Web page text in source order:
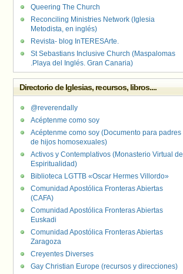
Queering The Church
Reconciling Ministries Network (Iglesia
Metodista, en inglés)
Revista- blog InTERESArte.
St Sebastians Inclusive Church (Maspalomas
.Playa del Inglés. Gran Canaria)
Directorio de Iglesias, recursos, libros....
@reverendally
Acéptenme como soy
Acéptenme como soy (Documento para padres
de hijos homosexuales)
Activos y Contemplativos (Monasterio Virtual de
Espiritualidad)
Biblioteca LGTTB «Oscar Hermes Villordo»
Comunidad Apostólica Fronteras Abiertas
(CAFA)
Comunidad Apostólica Fronteras Abiertas
Euskadi
Comunidad Apostólica Fronteras Abiertas
Zaragoza
Creyentes Diverses
Gay Christian Europe (recursos y direcciones)